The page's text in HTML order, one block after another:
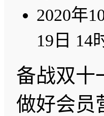
2020年
19日 14
备战双十
做好会员